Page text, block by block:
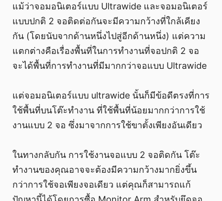
แม้ว่าจอมอนิเตอร์แบบ Ultrawide และจอมอนิเตอร์
แบบปกติ 2 จอติดต่อกันจะมีความกว้างที่ใกล้เคียง
กัน (โดยนับจากด้านหนึ่งไปสู่อีกด้านหนึ่ง) แต่ความ
แตกต่างคือเรื่องพื้นที่ในการทำงานที่จอปกติ 2 จอ
จะได้พื้นที่การทำงานที่มีมากกว่าจอแบบ Ultrawide
แต่จอมอนิเตอร์แบบ ultrawide นั้นก็มีข้อดีตรงที่การ
ใช้พื้นที่บนโต๊ะทำงาน ที่ใช้พื้นที่น้อยมากกว่าการใช้
งานแบบ 2 จอ ซึ่งมาจากการใช้ขาตั้งเพียงอันเดียว
ในทางกลับกัน การใช้งานจอแบบ 2 จอติดกัน โต๊ะ
ทำงานของคุณอาจจะต้องมีความกว้างมากยิ่งขึ้น
กว่าการใช้จอเพียงจอเดียว แต่คุณก็สามารถแก้